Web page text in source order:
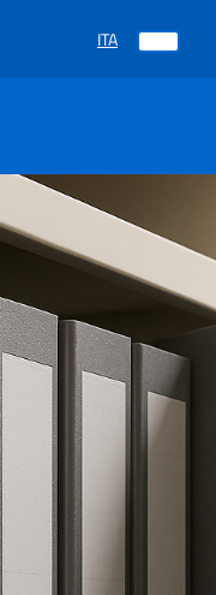
SELEZIONE
ITA